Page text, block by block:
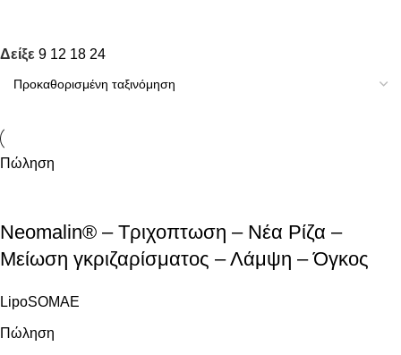
Δείξε 9 12 18 24
Πώληση
Neomalin® – Τριχοπτωση – Νέα Ρίζα –
Μείωση γκριζαρίσματος – Λάμψη – Όγκος
LipoSOMAE
Πώληση